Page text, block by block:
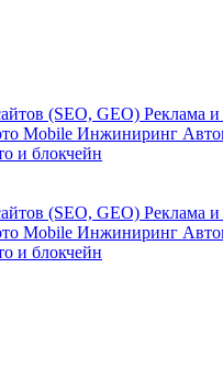
(SEO, GEO) Реклама
Mobile Инжиниринг
и блокчейн
(SEO, GEO) Реклама
Mobile Инжиниринг
и блокчейн